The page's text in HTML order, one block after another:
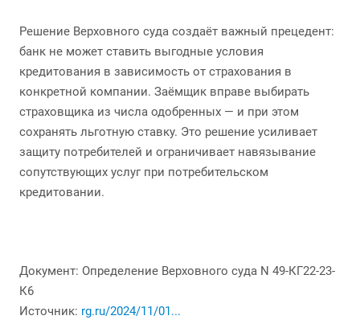
Решение Верховного суда создаёт важный прецедент:
банк не может ставить выгодные условия
кредитования в зависимость от страхования в
конкретной компании. Заёмщик вправе выбирать
страховщика из числа одобренных — и при этом
сохранять льготную ставку. Это решение усиливает
защиту потребителей и ограничивает навязывание
сопутствующих услуг при потребительском
кредитовании.
Документ: Определение Верховного суда N 49-КГ22-23-
К6
Источник: rg.ru/2024/11/01...